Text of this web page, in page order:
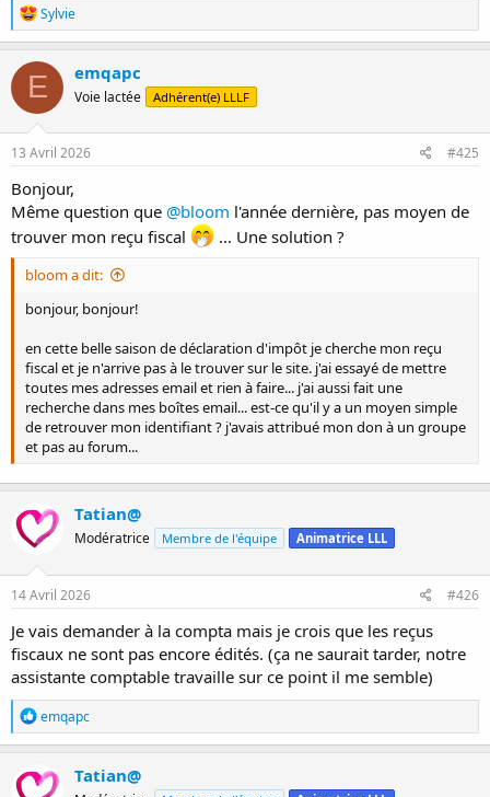
R
é
a
c
t
i
o
n
s
Sylvie
E emqapc
Voie lactée Adhérent(e) LLLF
13 Avril 2026 #425
Bonjour,
Même question que @bloom l'année dernière, pas moyen de
trouver mon reçu fiscal
... Une solution ?
bloom a dit:
bonjour, bonjour!
en cette belle saison de déclaration d'impôt je cherche mon reçu
fiscal et je n'arrive pas à le trouver sur le site. j'ai essayé de mettre
toutes mes adresses email et rien à faire... j'ai aussi fait une
recherche dans mes boîtes email... est-ce qu'il y a un moyen simple
de retrouver mon identifiant ? j'avais attribué mon don à un groupe
et pas au forum...
Tatian@
Modératrice Membre de l'équipe Animatrice LLL
14 Avril 2026 #426
Je vais demander à la compta mais je crois que les reçus
fiscaux ne sont pas encore édités. (ça ne saurait tarder, notre
assistante comptable travaille sur ce point il me semble)
R
é
a
t
emqapc
Tatian@